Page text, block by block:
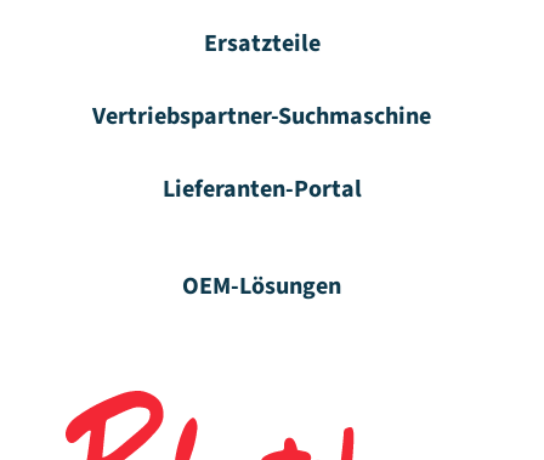
Ersatzteile
Vertriebspartner-Suchmaschine
Lieferanten-Portal
OEM-Lösungen